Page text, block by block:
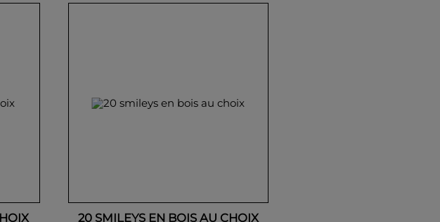
20 SMILEYS EN BOIS AU CHOIX